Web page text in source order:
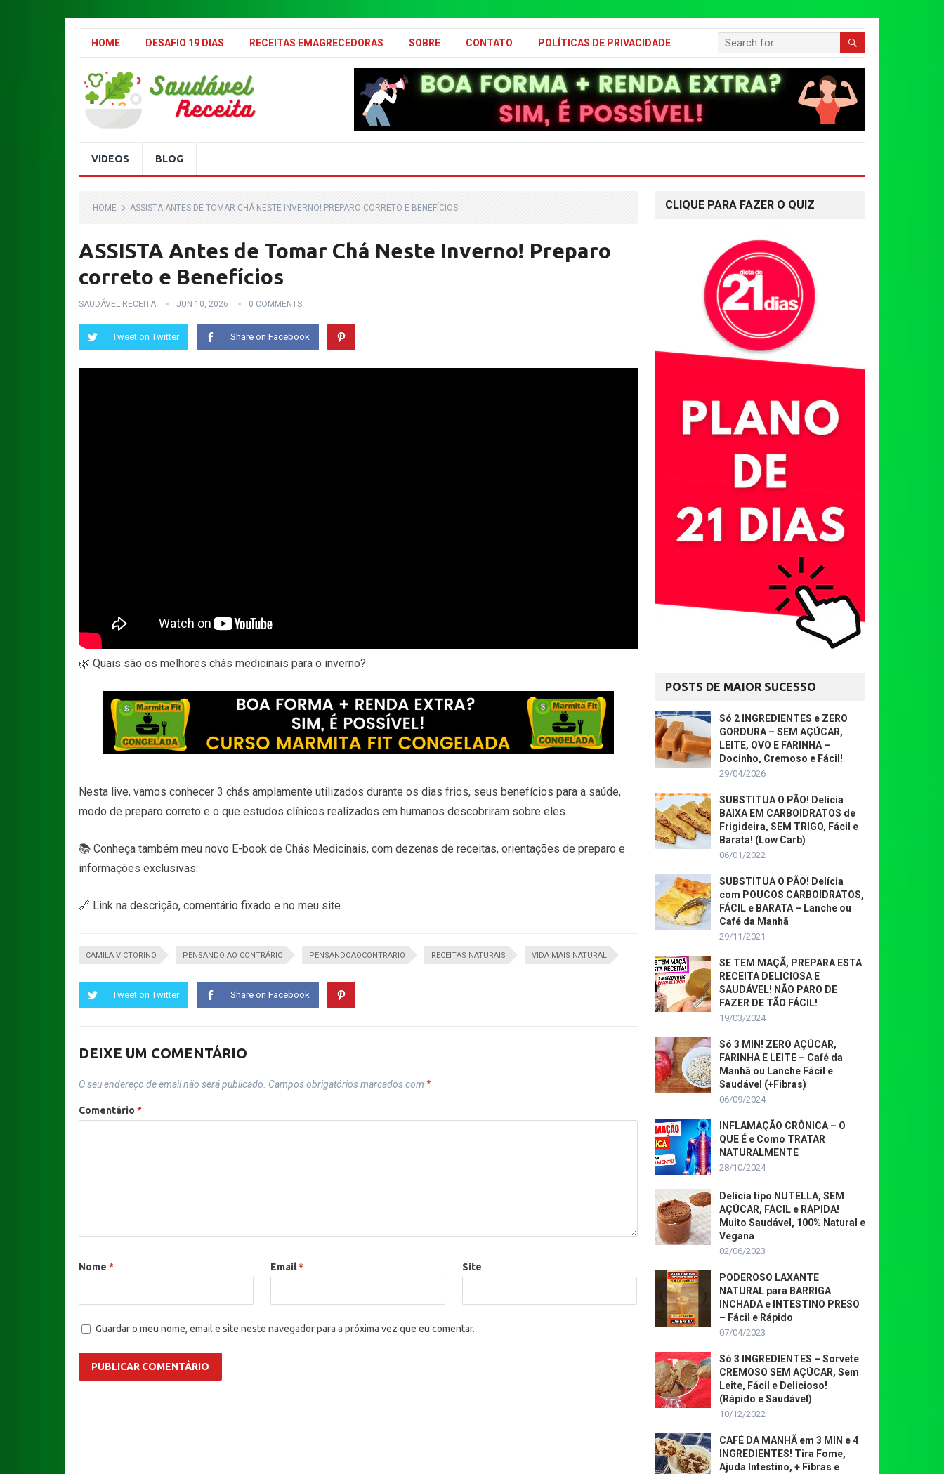
.
HOME DESAFIO 19 DIAS RECEITAS EMAGRECEDORAS SOBRE CONTATO POLÍTICAS DE PRIVACIDADE
VIDEOS BLOG
HOME ASSISTA ANTES DE TOMAR CHÁ NESTE INVERNO! PREPARO CORRETO E BENEFÍCIOS
ASSISTA Antes de Tomar Chá Neste Inverno! Preparo
correto e Benefícios
SAUDÁVEL RECEITA JUN 10, 2026 0 COMMENTS
Tweet on Twitter Share on Facebook
🌿 Quais são os melhores chás medicinais para o inverno?
Nesta live, vamos conhecer 3 chás amplamente utilizados durante os dias frios, seus benefícios para a saúde,
modo de preparo correto e o que estudos clínicos realizados em humanos descobriram sobre eles.
📚 Conheça também meu novo E-book de Chás Medicinais, com dezenas de receitas, orientações de preparo e
informações exclusivas:
🔗 Link na descrição, comentário fixado e no meu site.
CAMILA VICTORINO PENSANDO AO CONTRÁRIO PENSANDOAOCONTRARIO RECEITAS NATURAIS VIDA MAIS NATURAL
Tweet on Twitter Share on Facebook
DEIXE UM COMENTÁRIO
O seu endereço de email não será publicado. Campos obrigatórios marcados com *
Comentário *
Nome * Email* Site
Guardar o meu nome, email e site neste navegador para a próxima vez que eu comentar.
CLIQUE PARA FAZER O QUIZ
POSTS DE MAIOR SUCESSO
Só 2 INGREDIENTES e ZERO
GORDURA – SEM AÇÚCAR,
LEITE, OVO E FARINHA –
Docinho, Cremoso e Fácil!
29/04/2026
SUBSTITUA O PÃO! Delícia
BAIXA EM CARBOIDRATOS de
Frigideira, SEM TRIGO, Fácil e
Barata! (Low Carb)
06/01/2022
SUBSTITUA O PÃO! Delícia
com POUCOS CARBOIDRATOS,
FÁCIL e BARATA – Lanche ou
Café da Manhã
29/11/2021
SE TEM MAÇÃ, PREPARA ESTA
RECEITA DELICIOSA E
SAUDÁVEL! NÃO PARO DE
FAZER DE TÃO FÁCIL!
19/03/2024
Só 3 MIN! ZERO AÇÚCAR,
FARINHA E LEITE – Café da
Manhã ou Lanche Fácil e
Saudável (+Fibras)
06/09/2024
INFLAMAÇÃO CRÔNICA – O
QUE É e Como TRATAR
NATURALMENTE
28/10/2024
Delícia tipo NUTELLA, SEM
AÇÚCAR, FÁCIL e RÁPIDA!
Muito Saudável, 100% Natural e
Vegana
02/06/2023
PODEROSO LAXANTE
NATURAL para BARRIGA
INCHADA e INTESTINO PRESO
– Fácil e Rápido
07/04/2023
Só 3 INGREDIENTES – Sorvete
CREMOSO SEM AÇÚCAR, Sem
Leite, Fácil e Delicioso!
(Rápido e Saudável)
10/12/2022
CAFÉ DA MANHÃ em 3 MIN e 4
INGREDIENTES! Tira Fome,
Ajuda Intestino, + Fibras e